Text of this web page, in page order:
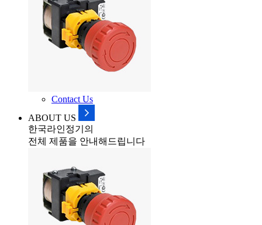
Contact Us
ABOUT US
한국라인정기의
전체 제품을 안내해드립니다